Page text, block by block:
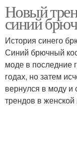
Модные
Тренд среди
Новый
синий
История синего
Синий брючный
моде в последние
годах, но затем
вернулся в моду
трендов в